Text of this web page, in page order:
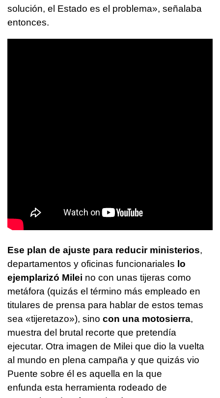
solución, el Estado es el problema», señalaba
entonces.
Ese plan de ajuste para reducir ministerios,
departamentos y oficinas funcionariales lo
ejemplarizó Milei no con unas tijeras como
metáfora (quizás el término más empleado en
titulares de prensa para hablar de estos temas
sea «tijeretazo»), sino con una motosierra,
muestra del brutal recorte que pretendía
ejecutar. Otra imagen de Milei que dio la vuelta
al mundo en plena campaña y que quizás vio
Puente sobre él es aquella en la que
enfunda esta herramienta rodeado de